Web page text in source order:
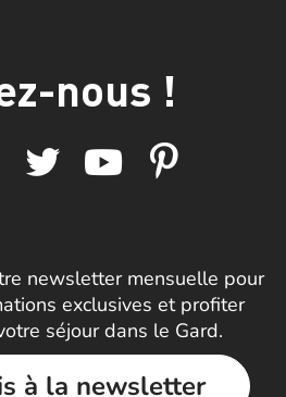
nous !
newsletter mensuelle pour
exclusives et profiter
séjour dans le Gard.
à la newsletter